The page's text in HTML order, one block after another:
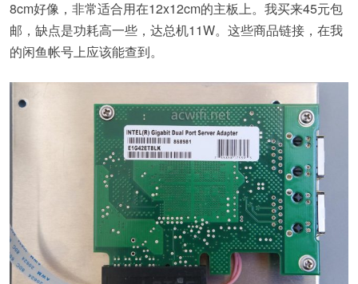
8cm好像，非常适合用在12x12cm的主板上。我买来45元包
邮，缺点是功耗高一些，达总机11W。这些商品链接，在我
的闲鱼帐号上应该能查到。